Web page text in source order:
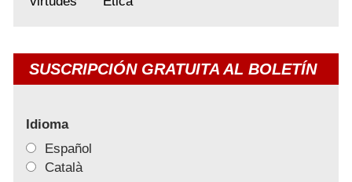
SUSCRIPCIÓN GRATUITA AL BOLETÍN
Idioma
Español
Català